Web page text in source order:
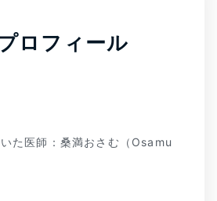
ロフィール
た医師：桑満おさむ（Osamu